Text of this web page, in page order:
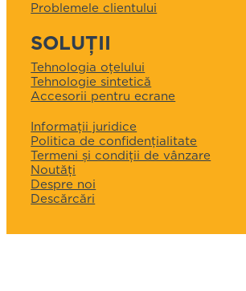
Problemele clientului
SOLUȚII
Tehnologia oțelului
Tehnologie sintetică
Accesorii pentru ecrane
Informații juridice
Politica de confidențialitate
Termeni și condiții de vânzare
Noutăți
Despre noi
Descărcări